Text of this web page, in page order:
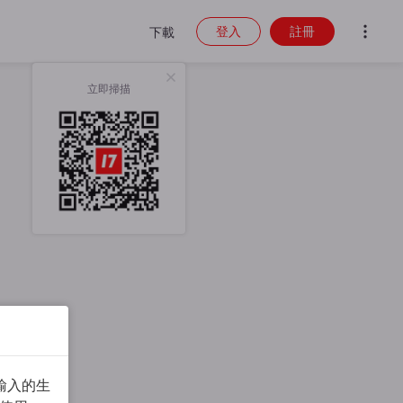
下載
立即掃描
登入 註冊
入的生